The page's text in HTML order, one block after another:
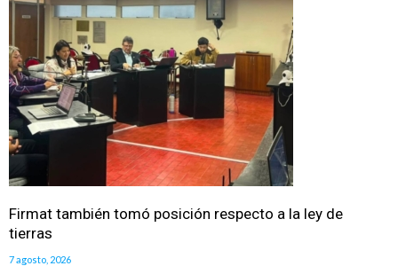
Firmat también tomó posición respecto a la ley de
tierras
7 agosto, 2026